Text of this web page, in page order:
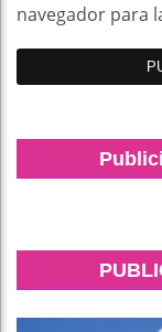
navegador para